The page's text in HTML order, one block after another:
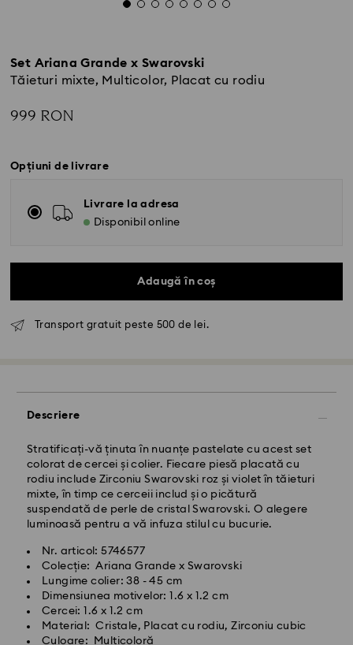
Set Ariana Grande x Swarovski
Tăieturi mixte, Multicolor, Placat cu rodiu
999 RON
Opțiuni de livrare
Livrare la adresa
Disponibil online
Adaugă în coș
Transport gratuit peste 500 de lei.
Descriere
Stratificați-vă ținuta în nuanțe pastelate cu acest set
colorat de cercei și colier. Fiecare piesă placată cu
rodiu include Zirconiu Swarovski roz și violet în tăieturi
mixte, în timp ce cerceii includ și o picătură
suspendată de perle de cristal Swarovski. O alegere
luminoasă pentru a vă infuza stilul cu bucurie.
Nr. articol: 5746577
Colecție: Ariana Grande x Swarovski
Lungime colier: 38 - 45 cm
Dimensiunea motivelor: 1.6 x 1.2 cm
Cercei: 1.6 x 1.2 cm
Material: Cristale, Placat cu rodiu, Zirconiu cubic
Culoare: Multicoloră
Livrare standard - GLS
Termen de livrare standard: 4 zile lucrătoare după
Costul de expediere standard: RON 30
Livrare standard gratuită peste: RON 500
Livrare expres - FedEx
Comenzile plasate de luni până vineri până la ora
14:30 CET vor fi procesate și expediate în aceeași zi
lucrătoare.
Timp de livrare expres: 1-2 zi lucrătoare după
procesare și expediere
Costul de expediere expres: RON 110